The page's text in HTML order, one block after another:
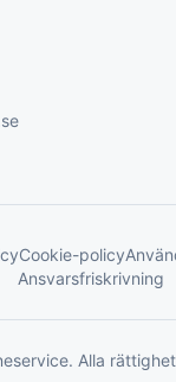
Cookie-policy
Ansvarsfriskrivning
. Alla